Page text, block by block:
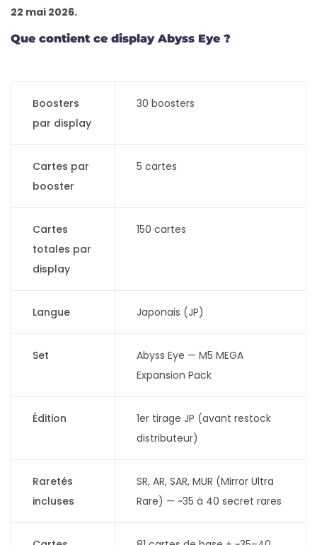
22 mai 2026.
Que contient ce display Abyss Eye ?
Boosters
par display
30 boosters
Cartes par
booster
5 cartes
Cartes
totales par
display
150 cartes
Langue Japonais (JP)
Set
Abyss Eye — M5 MEGA
Expansion Pack
Édition
1er tirage JP (avant restock
distributeur)
Raretés
incluses
SR, AR, SAR, MUR (Mirror Ultra
Rare) — ~35 à 40 secret rares